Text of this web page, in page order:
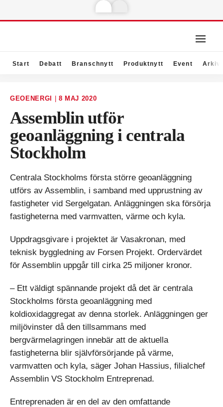
Start Debatt Branschnytt Produktnytt Event Arkiv
GEOENERGI 8 MAJ 2020
Assemblin utför
geoanläggning i centrala
Stockholm
Centrala Stockholms första större geoanläggning
utförs av Assemblin, i samband med upprustning av
fastigheter vid Sergelgatan. Anläggningen ska försörja
fastigheterna med varmvatten, värme och kyla.
Uppdragsgivare i projektet är Vasakronan, med
teknisk byggledning av Forsen Projekt. Ordervärdet
för Assemblin uppgår till cirka 25 miljoner kronor.
– Ett väldigt spännande projekt då det är centrala
Stockholms första geoanläggning med
koldioxidaggregat av denna storlek. Anläggningen ger
miljövinster då den tillsammans med
bergvärmelagringen innebär att de aktuella
fastigheterna blir självförsörjande på värme,
varmvatten och kyla, säger Johan Hassius, filialchef
Assemblin VS Stockholm Entreprenad.
Entreprenaden är en del av den omfattande